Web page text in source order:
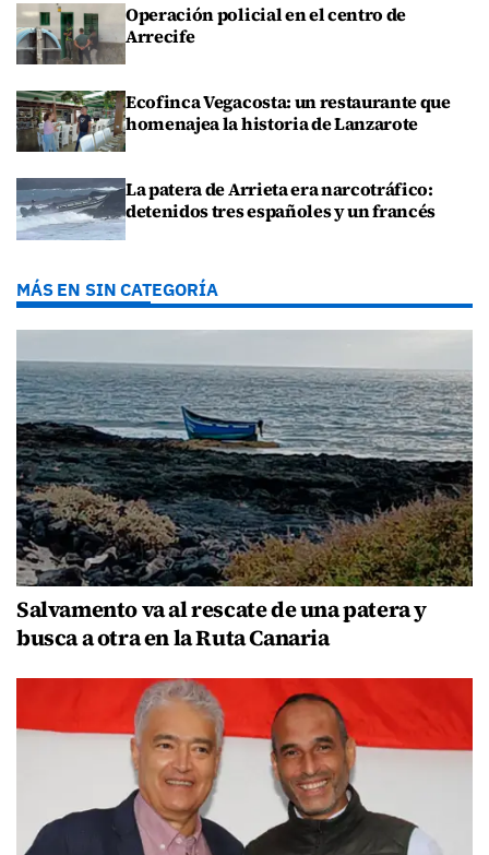
Operación policial en el centro de
Arrecife
Ecofinca Vegacosta: un restaurante que
homenajea la historia de Lanzarote
La patera de Arrieta era narcotráfico:
detenidos tres españoles y un francés
MÁS EN SIN CATEGORÍA
Salvamento va al rescate de una patera y
busca a otra en la Ruta Canaria